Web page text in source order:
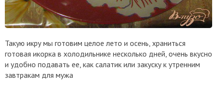
Такую икру мы готовим целое лето и осень, храниться
готовая икорка в холодильнике несколько дней, очень вкусно
и удобно подавать ее, как салатик или закуску к утренним
завтракам для мужа